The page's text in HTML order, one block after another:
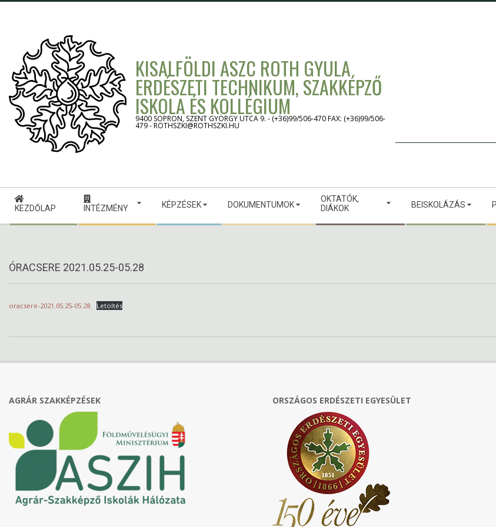
KISALFÖLDI ASZC ROTH GYULA
ERDÉSZETI TECHNIKUM, SZAKKÉPZŐ
ISKOLA ÉS KOLLÉGIUM
9400 SOPRON, SZENT GYÖRGY UTCA 9. - (+36)99/506-470 FAX: (+36)99/506-
479 - ROTHSZKI@ROTHSZKI.HU
Secondary
Navigation
Menu
KEZDŐLAP INTÉZMÉNY KÉPZÉSEK DOKUMENTUMOK
OKTATÓK,
DIÁKOK
BEISKOLÁZÁS
ÓRACSERE 2021.05.25-05.28
oracsere-2021.05.25-05.28. Letöltés
AGRÁR SZAKKÉPZÉSEK ORSZÁGOS ERDÉSZETI EGYESÜLET